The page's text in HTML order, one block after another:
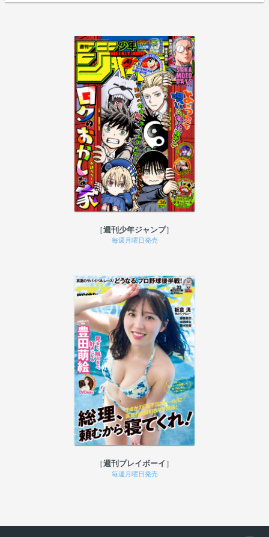
週刊少年ジャンプ
毎週月曜日発売
週刊プレイボーイ
毎週月曜日発売